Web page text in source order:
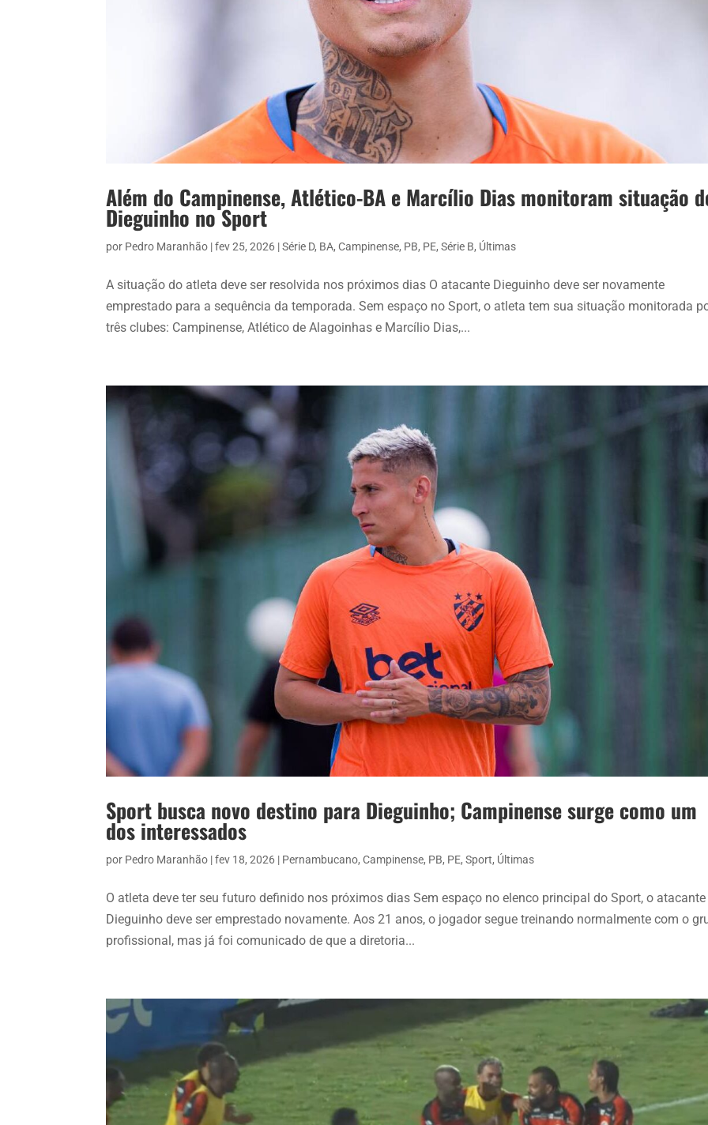
Além do Campinense, Atlético-BA e Marcílio Dias monitoram situação
Dieguinho no Sport
por Pedro Maranhão |fev 25, 2026 |Série D, BA,Campinense, PB, PE,Série B, Últimas
A situação do atleta deve ser resolvida nos próximos dias O atacante Dieguinho deve ser novamente
emprestado para a sequência da temporada. Sem espaço no Sport, o atleta tem sua situação monitorada
três clubes: Campinense, Atlético de Alagoinhas e Marcílio Dias,...
Sport busca novo destino para Dieguinho; Campinense surge como um
dos interessados
por Pedro Maranhão |fev 18, 2026 | Pernambucano,Campinense, PB, PE,Sport, Últimas
O atleta deve ter seu futuro definido nos próximos dias Sem espaço no elenco principal do Sport, o atacante
Dieguinho deve ser emprestado novamente. Aos 21 anos, o jogador segue treinando normalmente com o
profissional, mas já foi comunicado de que a diretoria...